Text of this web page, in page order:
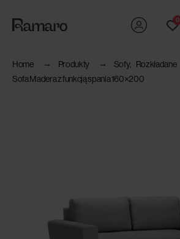
0
Home Produkty Sofy,
Rozkładane
Sofa Madera z funkcją spania 160×200